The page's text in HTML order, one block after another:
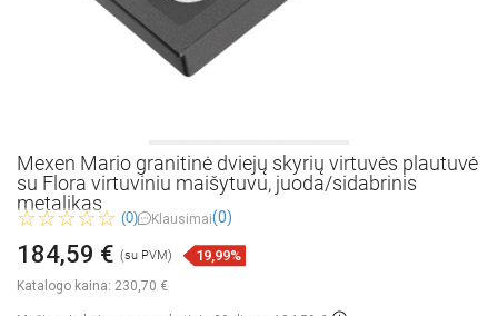
Mexen Mario granitinė dviejų skyrių virtuvės plautuvė
su Flora virtuviniu maišytuvu, juoda/sidabrinis
metalikas
(0) Klausimai(0)
Katalogo kaina: 230,70 €
184,59 € (su PVM) 19,99%